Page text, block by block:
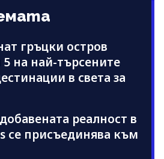
гръцки остров
5 на най-търсените
в света за
реалност в
се присъединява към